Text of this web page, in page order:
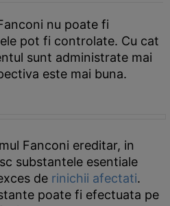
nu poate fi
pot fi controlate. Cu cat
sunt administrate mai
este mai buna.
Fanconi ereditar, in
substantele esentiale
de rinichii afectati.
poate fi efectuata pe